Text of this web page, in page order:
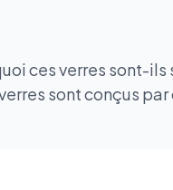
ces verres sont-
sont conçus